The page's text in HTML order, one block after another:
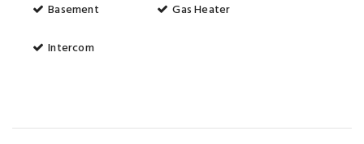
Basement Gas Heater
Intercom